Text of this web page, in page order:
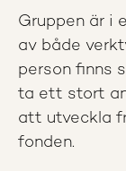
Gruppen är i
av både
person finns
ta ett stort
att utveckla
fonden.